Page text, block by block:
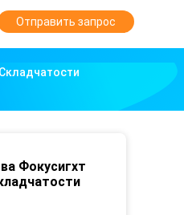
Отправить запрос
Фокусигхт